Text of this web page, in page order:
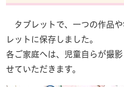
タブレットで、一つの作品
レットに保存しました。
各ご家庭へは、児童自らが撮
せていただきます。